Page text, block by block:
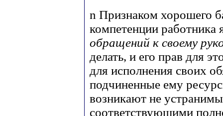
n Признаком хорошего
компетенции работника
обращений к своему
делать, и его прав для
для исполнения своих
подчиненные ему
возникают не
соответствующими